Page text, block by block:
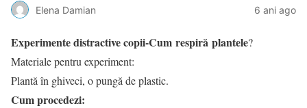
Elena Damian 6 ani ago
Experimente distractive copii-Cum respiră plantele?
Materiale pentru experiment:
Plantă în ghiveci, o pungă de plastic.
Cum procedezi: